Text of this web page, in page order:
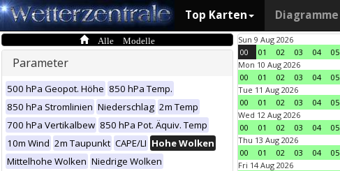
Top Karten Diagramme
Alle Modelle
Parameter
500 hPa Geopot. Höhe 850 hPa Temp.
850 hPa Stromlinien Niederschlag 2m Temp
700 hPa Vertikalbew 850 hPa Pot. Äquiv. Temp
10m Wind 2m Taupunkt CAPE/LI Hohe Wolken
Mittelhohe Wolken Niedrige Wolken
Sun 9 Aug 2026
00
01 02 03 04 05
Mon 10 Aug 2026
00
01 02 03 04 05
Tue 11 Aug 2026
00
01 02 03 04 05
Wed 12 Aug 2026
00
01 02 03 04 05
Thu 13 Aug 2026
00
01 02 03 04 05
Fri 14 Aug 2026